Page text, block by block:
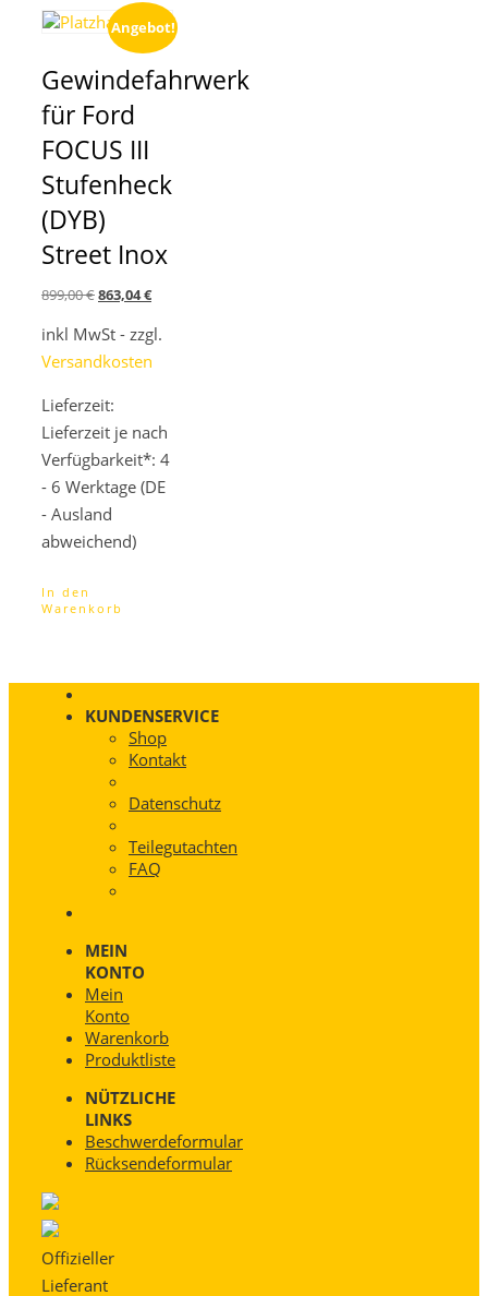
Angebot!
Gewindefahrwerk
für Ford
FOCUS III
Stufenheck
(DYB)
Street Inox
899,00€Ursprünglicher
war:
899,00 €
863,04€Aktueller
ist:
inkl MwSt - zzgl.
Versandkosten
Lieferzeit:
Lieferzeit je nach
Verfügbarkeit*: 4
- 6 Werktage (DE
- Ausland
abweichend)
In den
Warenkorb
KUNDENSERVICE
Shop
Kontakt
Datenschutz
Teilegutachten
FAQ
MEIN
KONTO
Mein
Konto
Warenkorb
Produktliste
NÜTZLICHE
LINKS
Beschwerdeformular
Rücksendeformular
Offizieller
Lieferant